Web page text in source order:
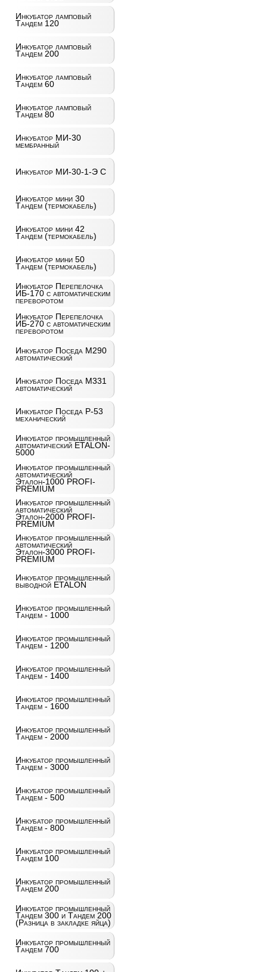
Инкубатор ламповый
Тандем 120
Инкубатор ламповый
Тандем 200
Инкубатор ламповый
Тандем 60
Инкубатор ламповый
Тандем 80
Инкубатор МИ-30
мембранный
Инкубатор МИ-30-1-Э С
Инкубатор мини 30
Тандем (термокабель)
Инкубатор мини 42
Тандем (термокабель)
Инкубатор мини 50
Тандем (термокабель)
Инкубатор Перепелочка
ИБ-170 с автоматическим
переворотом
Инкубатор Перепелочка
ИБ-270 с автоматическим
переворотом
Инкубатор Поседа М290
автоматический
Инкубатор Поседа М331
автоматический
Инкубатор Поседа Р-53
механический
Инкубатор промышленный
автоматический ETALON-
5000
Инкубатор промышленный
автоматический
Эталон-1000 PROFI-
PREMIUM
Инкубатор промышленный
автоматический
Эталон-2000 PROFI-
PREMIUM
Инкубатор промышленный
автоматический
Эталон-3000 PROFI-
PREMIUM
Инкубатор промышленный
выводной ETALON
Инкубатор промышленный
Тандем - 1000
Инкубатор промышленный
Тандем - 1200
Инкубатор промышленный
Тандем - 1400
Инкубатор промышленный
Тандем - 1600
Инкубатор промышленный
Тандем - 2000
Инкубатор промышленный
Тандем - 3000
Инкубатор промышленный
Тандем - 500
Инкубатор промышленный
Тандем - 800
Инкубатор промышленный
Тандем 100
Инкубатор промышленный
Тандем 200
Инкубатор промышленный
Тандем 300 и Тандем 200
(Разница в закладке яйца)
Инкубатор промышленный
Тандем 700